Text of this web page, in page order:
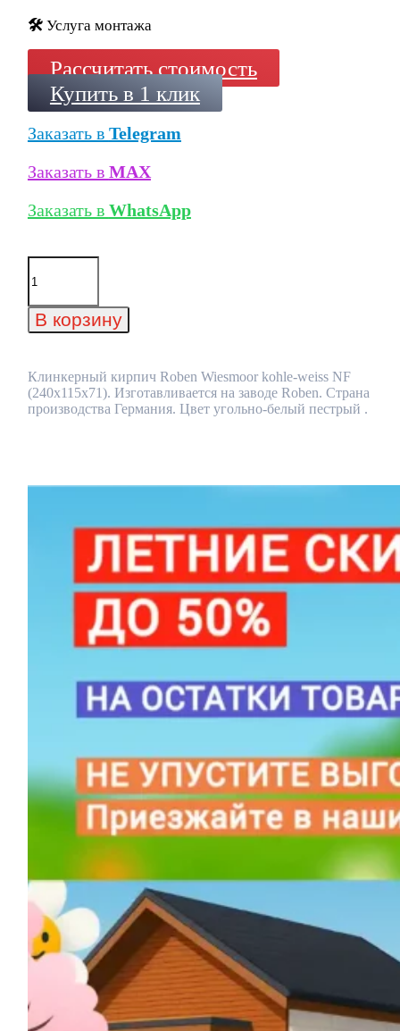
🛠️ Услуга монтажа
Рассчитать стоимость
Купить в 1 клик
Заказать в Telegram
Заказать в MAX
Заказать в WhatsApp
Количество
товара
кирпич
Roben
weiss
NF
(240x115x71)
В корзину
Клинкерный кирпич Roben Wiesmoor kohle-weiss NF
(240x115x71). Изготавливается на заводе Roben. Страна
производства Германия. Цвет угольно-белый пестрый .